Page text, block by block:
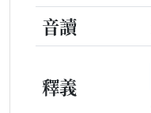
音讀
釋義